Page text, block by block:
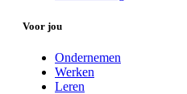
Voor jou
Ondernemen
Werken
Leren